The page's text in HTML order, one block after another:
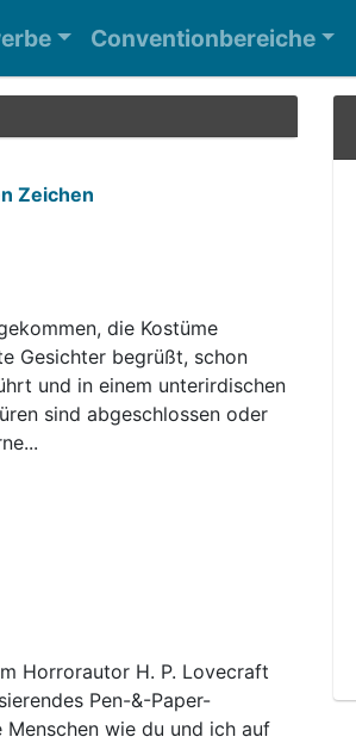
Conventionbereiche
Zeichen
die Kostüme
Gesichter begrüßt, schon
und in einem unterirdischen
sind abgeschlossen oder
Horrorautor H. P. Lovecraft
Pen-&-Paper-
wie du und ich auf